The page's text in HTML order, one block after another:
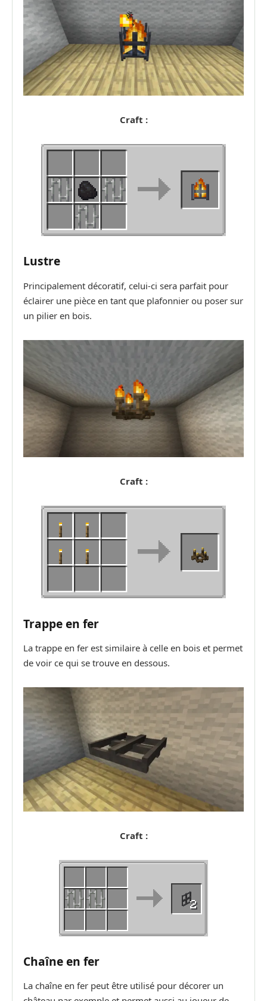
Craft :
Lustre
Principalement décoratif, celui-ci sera parfait pour
éclairer une pièce en tant que plafonnier ou poser sur
un pilier en bois.
Craft :
Trappe en fer
La trappe en fer est similaire à celle en bois et permet
de voir ce qui se trouve en dessous.
Craft :
Chaîne en fer
La chaîne en fer peut être utilisé pour décorer un